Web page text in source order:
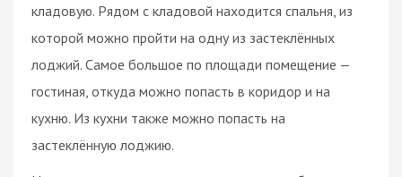
кладовую. Рядом с кладовой находится спальня, из
которой можно пройти на одну из застеклённых
лоджий. Самое большое по площади помещение —
гостиная, откуда можно попасть в коридор и на
кухню. Из кухни также можно попасть на
застеклённую лоджию.